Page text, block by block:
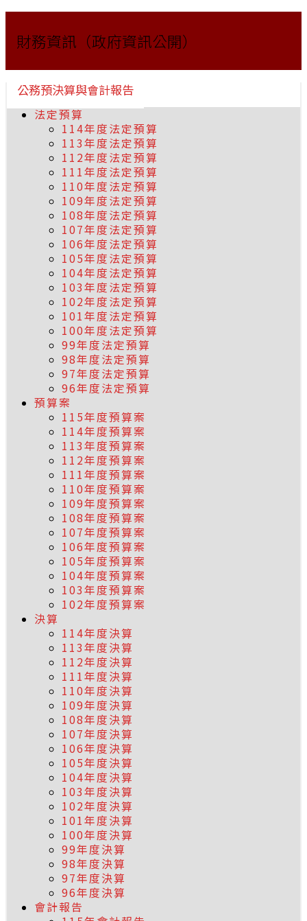
財務資訊（政府資訊公開）
公務預決算與會計報告
法定預算
114年度法定預算
113年度法定預算
112年度法定預算
111年度法定預算
110年度法定預算
109年度法定預算
108年度法定預算
107年度法定預算
106年度法定預算
105年度法定預算
104年度法定預算
103年度法定預算
102年度法定預算
101年度法定預算
100年度法定預算
99年度法定預算
98年度法定預算
97年度法定預算
96年度法定預算
預算案
115年度預算案
114年度預算案
113年度預算案
112年度預算案
111年度預算案
110年度預算案
109年度預算案
108年度預算案
107年度預算案
106年度預算案
105年度預算案
104年度預算案
103年度預算案
102年度預算案
決算
114年度決算
113年度決算
112年度決算
111年度決算
110年度決算
109年度決算
108年度決算
107年度決算
106年度決算
105年度決算
104年度決算
103年度決算
102年度決算
101年度決算
100年度決算
99年度決算
98年度決算
97年度決算
96年度決算
會計報告